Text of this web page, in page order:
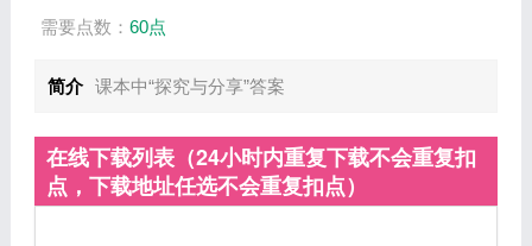
需要点数： 60点
简介 课本中“探究与分享”答案
在线下载列表（24小时内重复下载不会重复扣
点，下载地址任选不会重复扣点）